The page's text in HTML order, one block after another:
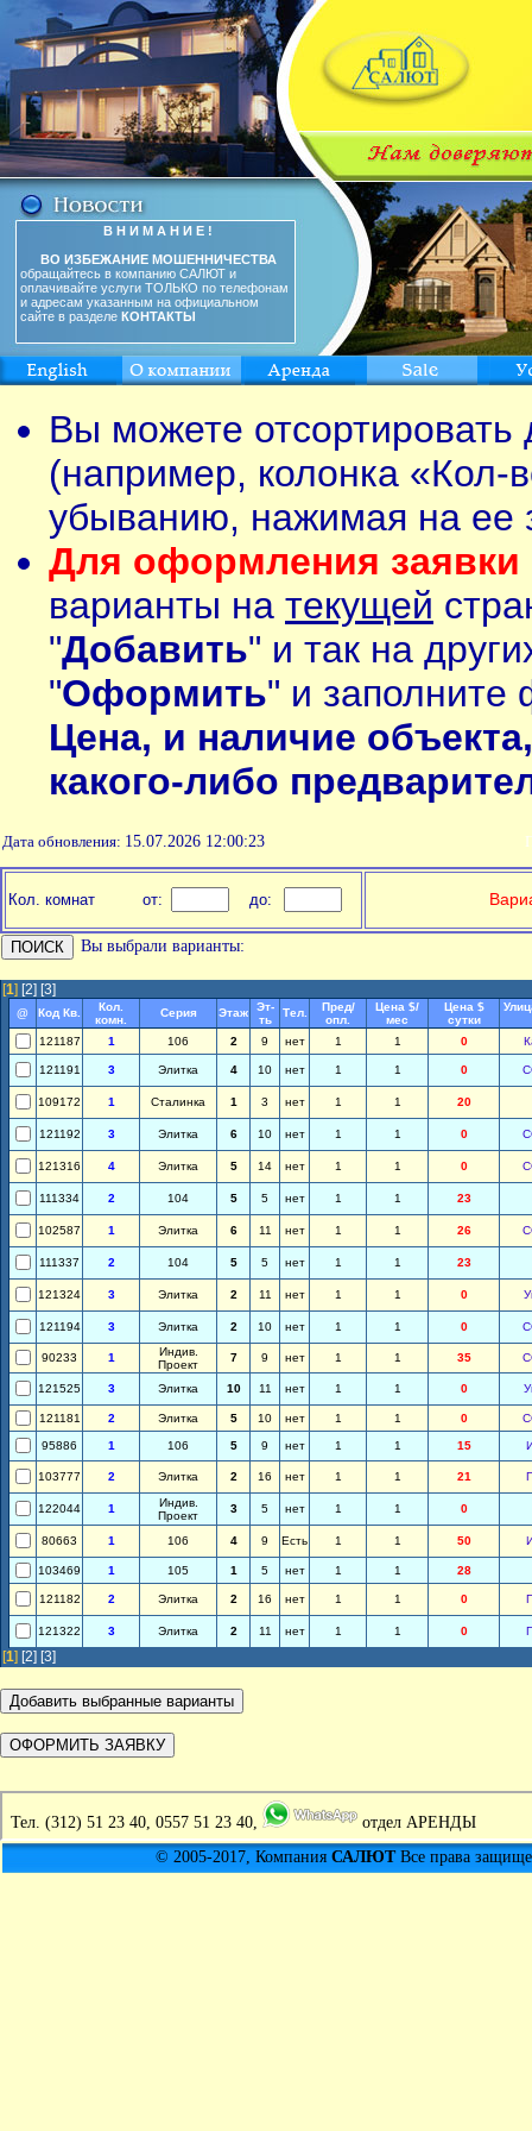
В Н И М А Н И Е !
ВО ИЗБЕЖАНИЕ МОШЕННИЧЕСТВА
обращайтесь в компанию САЛЮТ и
оплачивайте услуги ТОЛЬКО по телефонам
и адресам указанным на официальном
сайте в разделе КОНТАКТЫ
Вы можете
(например, колонка «Кол-
убыванию, нажимая на ее
Для оформления заявки
варианты на текущей
"Добавить" и так на
"Оформить" и заполните
Цена, и наличие
какого-либо
Дата обновления: 15.07.2026 12:00:23
Кол. комнат от: до:
Вы выбрали варианты:
[1] [2] [3]
@ Код Кв.
Кол.
комн.
Серия Этаж
Эт-
ть
Тел.
Пред/
опл.
Цена $/
мес
Цена $
сутки
121187 1 106 2 9 нет 1 1 0
121191 3 Элитка 4 10 нет 1 1 0
109172 1 Сталинка 1 3 нет 1 1 20
121192 3 Элитка 6 10 нет 1 1 0
121316 4 Элитка 5 14 нет 1 1 0
111334 2 104 5 5 нет 1 1 23
102587 1 Элитка 6 11 нет 1 1 26
111337 2 104 5 5 нет 1 1 23
121324 3 Элитка 2 11 нет 1 1 0
121194 3 Элитка 2 10 нет 1 1 0
90233 1
Индив.
Проект
7 9 нет 1 1 35
121525 3 Элитка 10 11 нет 1 1 0
121181 2 Элитка 5 10 нет 1 1 0
95886 1 106 5 9 нет 1 1 15
103777 2 Элитка 2 16 нет 1 1 21
122044 1
Индив.
Проект
3 5 нет 1 1 0
80663 1 106 4 9 Есть 1 1 50
103469 1 105 1 5 нет 1 1 28
121182 2 Элитка 2 16 нет 1 1 0
121322 3 Элитка 2 11 нет 1 1 0
[1] [2] [3]
Тел. (312) 51 23 40, 0557 51 23 40,
отдел АРЕНДЫ
© 2005-2017, Компания САЛЮТВсе права